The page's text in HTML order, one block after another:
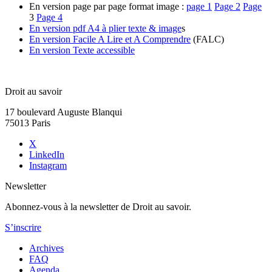
En version page par page format image : page 1 Page 2 Page
3 Page 4
En version pdf A4 à plier texte & images
En version Facile A Lire et A Comprendre (FALC)
En version Texte accessible
Droit au savoir
17 boulevard Auguste Blanqui
75013 Paris
X
LinkedIn
Instagram
Newsletter
Abonnez-vous à la newsletter de Droit au savoir.
S’inscrire
Archives
FAQ
Agenda